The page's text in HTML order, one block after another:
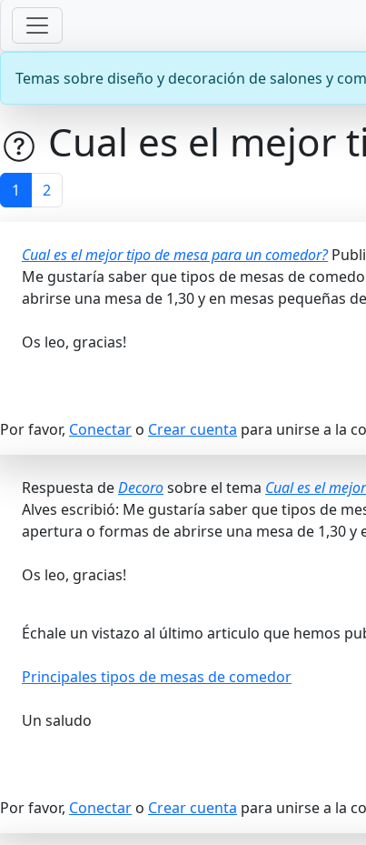
Temas sobre diseño y decoración de salones y
Cual es el mejor
1 2
Cual es el mejor tipo de mesa para un comedor?
Me gustaría saber que tipos de mesas de
abrirse una mesa de 1,30 y en mesas pequeñas
Os leo, gracias!
Por favor, Conectaro Crear cuenta para unirse a la
Respuesta deDecorosobre el tema Cual es el
Alves escribió: Me gustaría saber que tipos de
apertura o formas de abrirse una mesa de 1,30
Os leo, gracias!
Échale un vistazo al último articulo que hemos
Principales tipos de mesas de comedor
Un saludo
Por favor, Conectaro Crear cuenta para unirse a la